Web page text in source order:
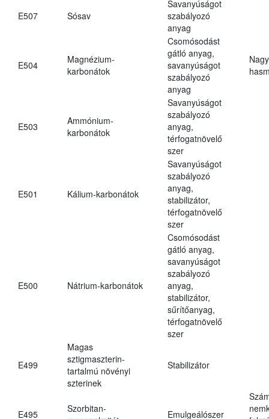
E507 Sósav
Savanyúságot
szabályozó
anyag
E504
Magnézium-
karbonátok
Csomósodást
gátló anyag,
savanyúságot
szabályozó
anyag
E503
Ammónium-
karbonátok
Savanyúságot
szabályozó
anyag,
térfogatnövelő
szer
E501 Kálium-karbonátok
Savanyúságot
szabályozó
anyag,
stabilizátor,
térfogatnövelő
szer
E500 Nátrium-karbonátok
Csomósodást
gátló anyag,
savanyúságot
szabályozó
anyag,
stabilizátor,
sűrítőanyag,
térfogatnövelő
szer
E499
Magas
sztigmaszterin-
tartalmú növényi
szterinek
Stabilizátor
E495
Szorbitan-
Emulgeálószer